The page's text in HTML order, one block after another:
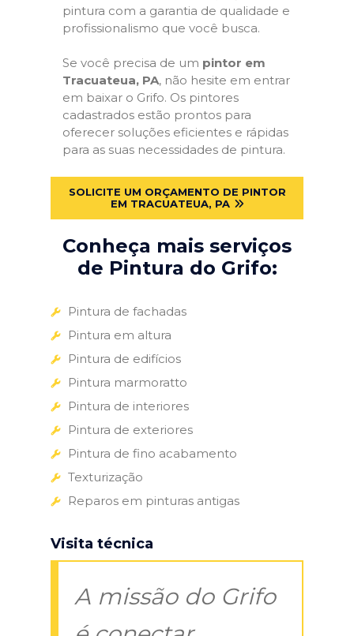
pintura com a garantia de qualidade e
profissionalismo que você busca.
Se você precisa de um pintor em
Tracuateua, PA, não hesite em entrar
em baixar o Grifo. Os pintores
cadastrados estão prontos para
oferecer soluções eficientes e rápidas
para as suas necessidades de pintura.
SOLICITE UM ORÇAMENTO DE PINTOR
EM TRACUATEUA, PA
Conheça mais serviços
de Pintura do Grifo:
Pintura de fachadas
Pintura em altura
Pintura de edifícios
Pintura marmoratto
Pintura de interiores
Pintura de exteriores
Pintura de fino acabamento
Texturização
Reparos em pinturas antigas
Visita técnica
A missão do Grifo